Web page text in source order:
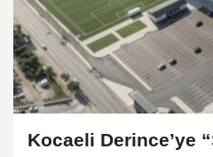
Kocaeli Derince’ye